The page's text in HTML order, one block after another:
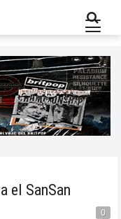
el SanSan
0